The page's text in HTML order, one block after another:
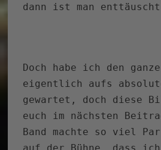
dann ist man
Doch habe ich den
eigentlich aufs
gewartet, doch diese
euch im nächsten
Band machte so viel